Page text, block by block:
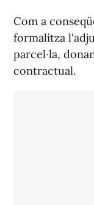
Com a
formalitza
parcel·la,
contractual.